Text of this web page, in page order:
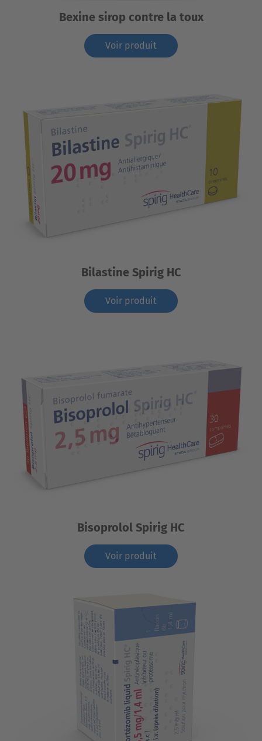
Bexine sirop contre la toux
Voir produit
Bilastine Spirig HC
Voir produit
Bisoprolol Spirig HC
Voir produit